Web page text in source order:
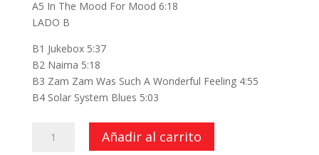
A5 In The Mood For Mood 6:18
LADO B
B1 Jukebox 5:37
B2 Naima 5:18
B3 Zam Zam Was Such A Wonderful Feeling 4:55
B4 Solar System Blues 5:03
Añadir al carrito